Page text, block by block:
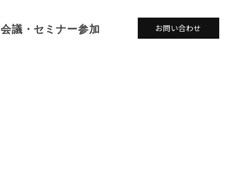
会議・セミナー参加 お問い合わせ